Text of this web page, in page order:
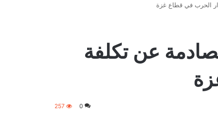
الحرب في قطاع غزة
عن تكلفة
0
257